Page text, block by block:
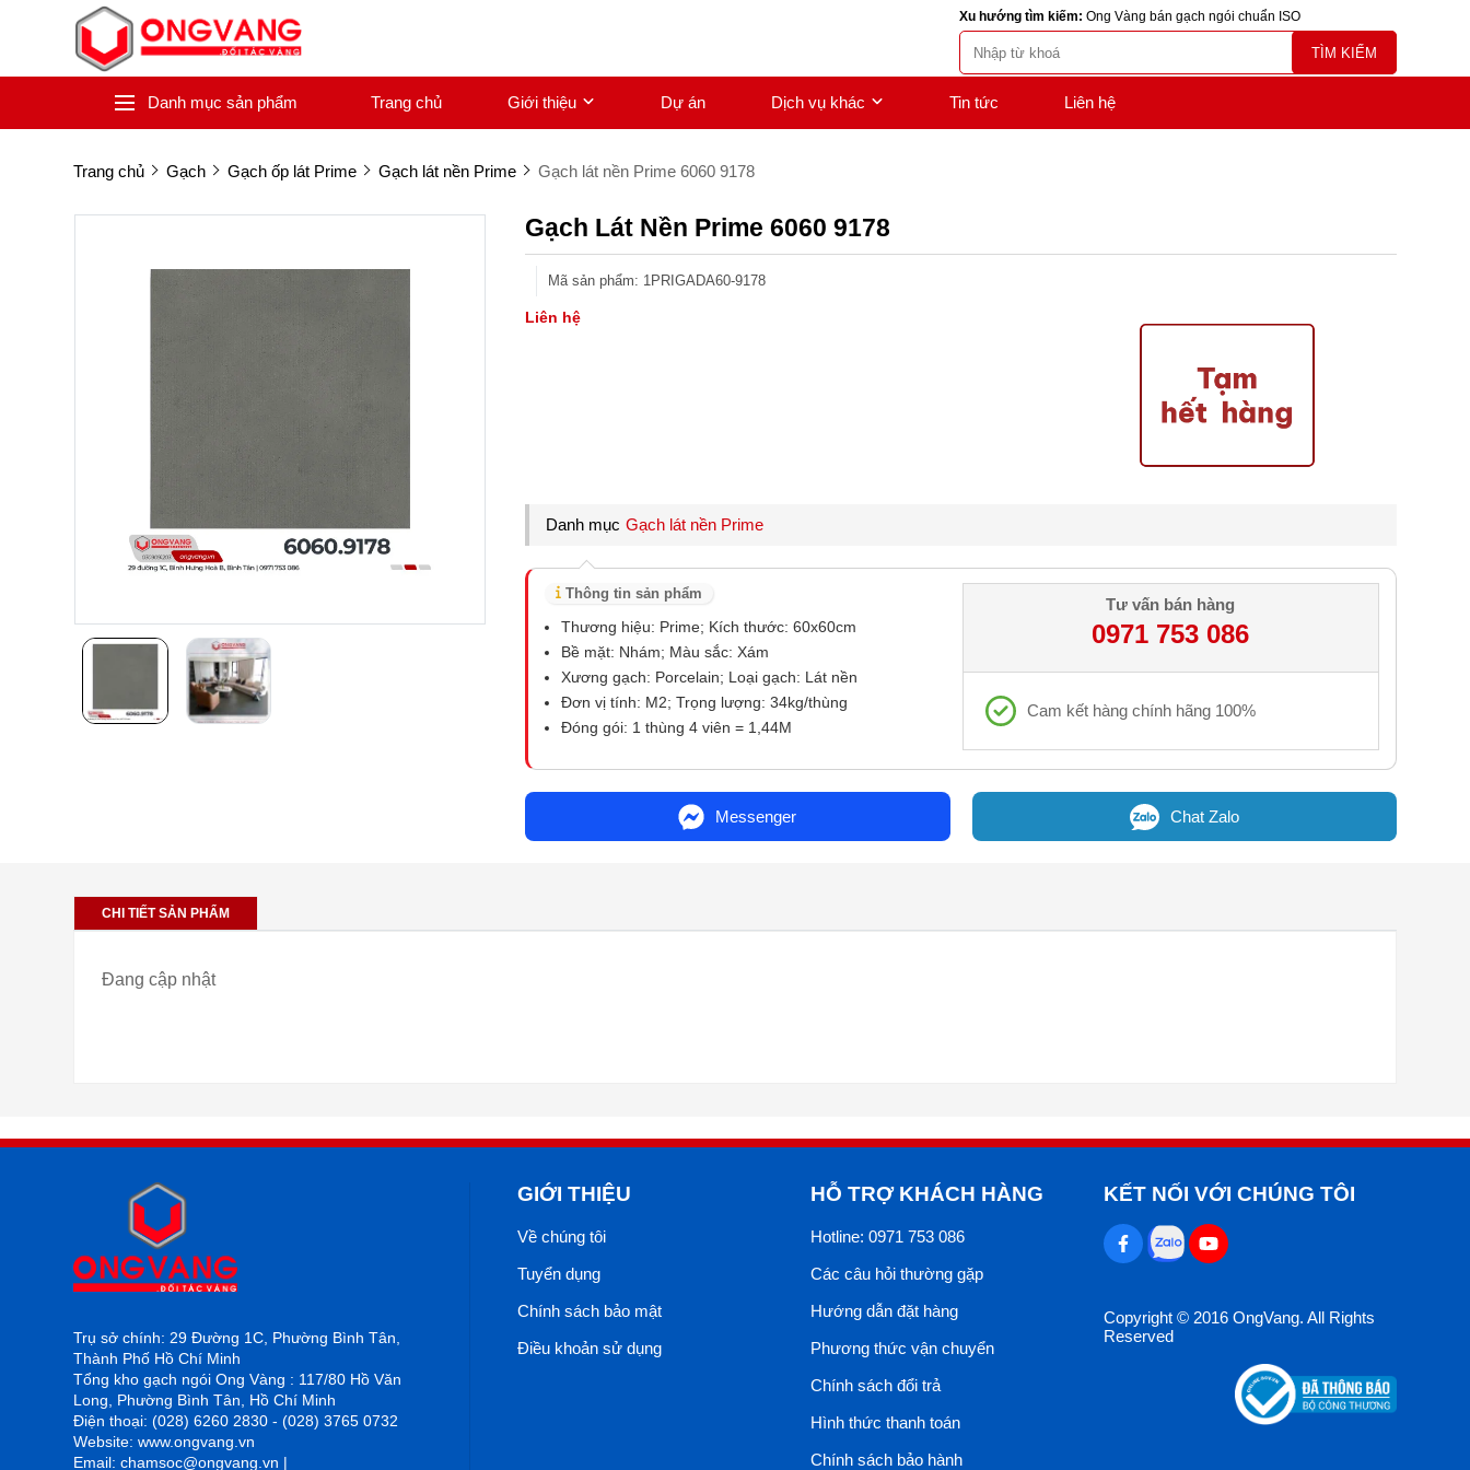
Xu hướng tìm kiếm: Ong Vàng bán gạch ngói chuẩn ISO
TÌM KIẾM
Danh mục sản phẩm Trang chủ Giới thiệu Dự án Dịch vụ khác Tin tức Liên hệ
Trang chủ Gạch Gạch ốp lát Prime Gạch lát nền Prime Gạch lát nền Prime 6060 9178
Gạch Lát Nền Prime 6060 9178
Mã sản phẩm: 1PRIGADA60-9178
Liên hệ
Danh mục Gạch lát nền Prime
Thông tin sản phẩm
Thương hiệu: Prime; Kích thước: 60x60cm
Bề mặt: Nhám; Màu sắc: Xám
Xương gạch: Porcelain; Loại gạch: Lát nền
Đơn vị tính: M2; Trọng lượng: 34kg/thùng
Đóng gói: 1 thùng 4 viên = 1,44M
Tư vấn bán hàng
0971 753 086
Cam kết hàng chính hãng 100%
Messenger Chat Zalo
CHI TIẾT SẢN PHẨM
Đang cập nhật
Trụ sở chính: 29 Đường 1C, Phường Bình Tân,
Thành Phố Hồ Chí Minh
Tổng kho gạch ngói Ong Vàng : 117/80 Hồ Văn
Long, Phường Bình Tân, Hồ Chí Minh
Điện thoại: (028) 6260 2830 - (028) 3765 0732
Website: www.ongvang.vn
Email: chamsoc@ongvang.vn |
GIỚI THIỆU
Về chúng tôi
Tuyển dụng
Chính sách bảo mật
Điều khoản sử dụng
HỖ TRỢ KHÁCH HÀNG
Hotline: 0971 753 086
Các câu hỏi thường gặp
Hướng dẫn đặt hàng
Phương thức vận chuyển
Chính sách đổi trả
Hình thức thanh toán
Chính sách bảo hành
KẾT NỐI VỚI CHÚNG TÔI
Copyright © 2016 OngVang. All Rights
Reserved